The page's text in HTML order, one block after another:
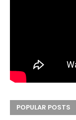
POPULAR POSTS